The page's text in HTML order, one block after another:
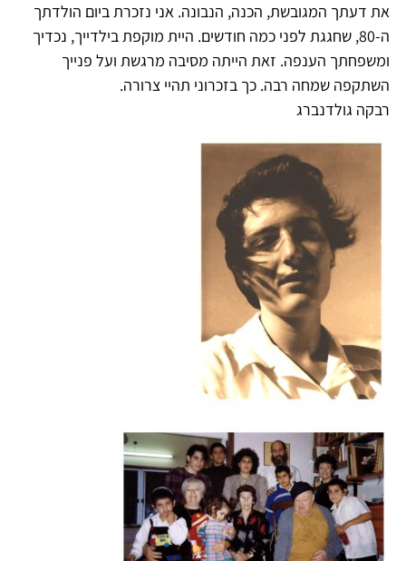
את דעתך המגובשת, הכנה, הנבונה. אני נזכרת ביום הולדתך
ה-80, שחגגת לפני כמה חודשים. היית מוקפת בילדייך, נכדיך
ומשפחתך הענפה. זאת הייתה מסיבה מרגשת ועל פנייך
השתקפה שמחה רבה. כך בזכרוני תהיי צרורה.
רבקה גולדנברג